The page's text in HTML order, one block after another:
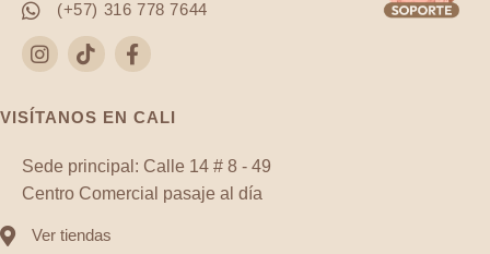
(+57) 316 778 7644
VISÍTANOS EN CALI
Sede principal: Calle 14 # 8 - 49
Centro Comercial pasaje al día
Ver tiendas